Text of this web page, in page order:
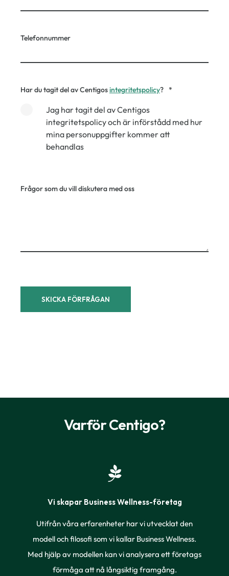
Telefonnummer
Har du tagit del av Centigosintegritetspolicy? *
Jag har tagit del av Centigos
integritetspolicy och är införstådd med hur
mina personuppgifter kommer att
behandlas
Frågor som du vill diskutera med oss
Varför Centigo?
Vi skapar Business Wellness-företag
Utifrån våra erfarenheter har vi utvecklat den
modell och filosofi som vi kallar Business Wellness.
Med hjälp av modellen kan vi analysera ett företags
förmåga att nå långsiktig framgång.